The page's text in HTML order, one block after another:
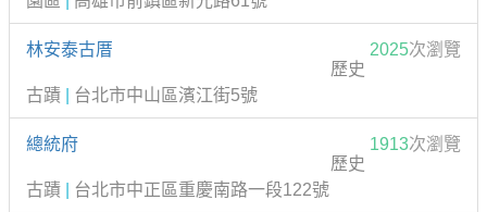
林安泰古厝 2025次瀏覽
歷史
古蹟
台北市中山區濱江街5號
總統府 1913次瀏覽
歷史
古蹟
台北市中正區重慶南路一段122號